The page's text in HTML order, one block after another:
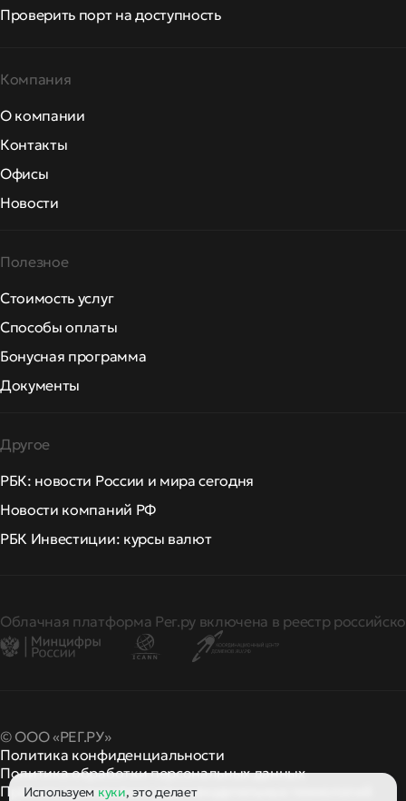
Проверить порт на доступность
Компания
О компании
Контакты
Офисы
Новости
Полезное
Стоимость услуг
Способы оплаты
Бонусная программа
Документы
Другое
РБК: новости России и мира сегодня
Новости компаний РФ
РБК Инвестиции: курсы валют
Облачная платформа Рег.ру включена в реестр
© ООО «РЕГ.РУ»
Политика конфиденциальности
Политика обработки персональных данных
Правила применения рекомендательных технологий
Используем куки, это делает